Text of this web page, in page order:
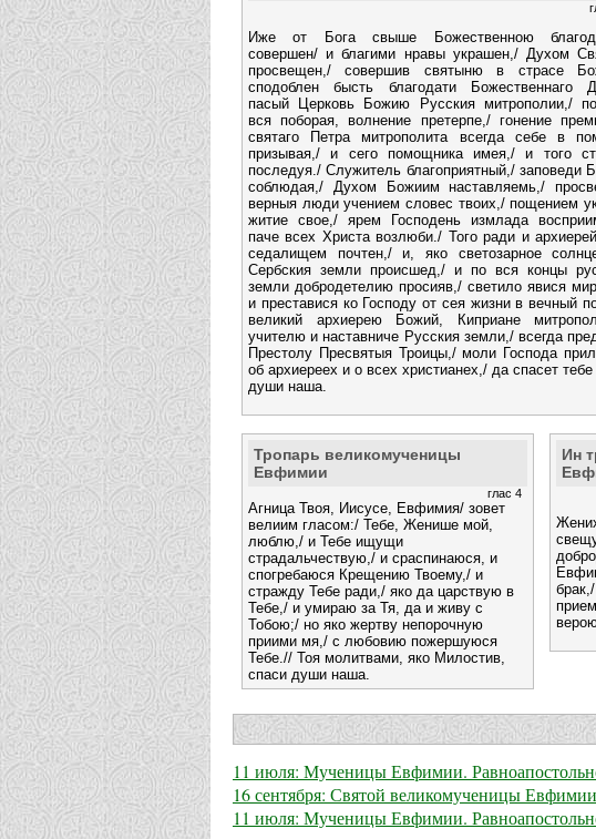
Иже от Бога свыше Божественною
совершен/ и благими нравы украшен,/ Духом
просвещен,/ совершив святыню в страсе
сподоблен бысть благодати Божественнаго
пасый Церковь Божию Русския митрополии,/
вся поборая, волнение претерпе,/ гонение
святаго Петра митрополита всегда себе в
призывая,/ и сего помощника имея,/ и того
последуя./ Служитель благоприятный,/ заповеди
соблюдая,/ Духом Божиим наставляемь,/
верныя люди учением словес твоих,/ пощением
житие свое,/ ярем Господень измлада
паче всех Христа возлюби./ Того ради и
седалищем почтен,/ и, яко светозарное
Сербския земли происшед,/ и по вся концы
земли добродетелию просияв,/ светило явися
и преставися ко Господу от сея жизни в вечный
великий архиерею Божий, Киприане
учителю и наставниче Русския земли,/ всегда
Престолу Пресвятыя Троицы,/ моли Господа
об архиереех и о всех христианех,/ да спасет
души наша.
Тропарь великомученицы
Евфимии
глас 4
Агница Твоя, Иисусе, Евфимия/ зовет
велиим гласом:/ Тебе, Женише мой,
люблю,/ и Тебе ищущи
страдальчествую,/ и сраспинаюся, и
спогребаюся Крещению Твоему,/ и
стражду Тебе ради,/ яко да царствую в
Тебе,/ и умираю за Тя, да и живу с
Тобою;/ но яко жертву непорочную
приими мя,/ с любовию пожершуюся
Тебе.// Тоя молитвами, яко Милостив,
спаси души наша.
Ин
11 июля: Мученицы Евфимии.
16 сентября: Святой великомученицы
11 июля: Мученицы Евфимии.